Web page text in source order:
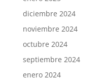
diciembre 2024
noviembre 2024
octubre 2024
septiembre 2024
enero 2024